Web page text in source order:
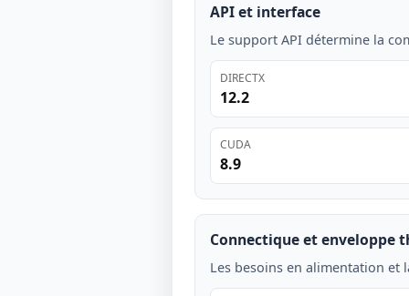
API et interface
Le support API détermine la
DIRECTX
12.2
CUDA
8.9
Connectique et enveloppe
Les besoins en alimentation